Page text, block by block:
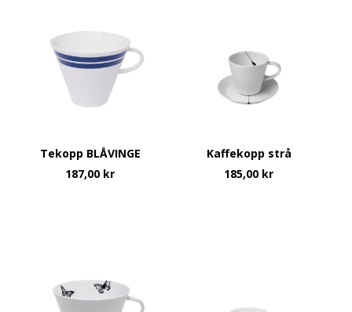
Tekopp BLÅVINGE
187,00 kr
Kaffekopp strå
185,00 kr